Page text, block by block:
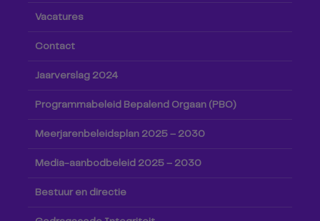
Vacatures
Contact
Jaarverslag 2024
Programmabeleid Bepalend Orgaan (PBO)
Meerjarenbeleidsplan 2025 – 2030
Media-aanbodbeleid 2025 – 2030
Bestuur en directie